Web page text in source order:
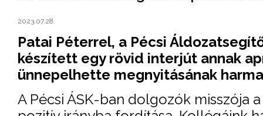
2023.07.28.
Patai Péterrel, a Pécsi
készített egy rövid interjút annak
ünnepelhette megnyitásának
A Pécsi ÁSK-ban dolgozók misszója